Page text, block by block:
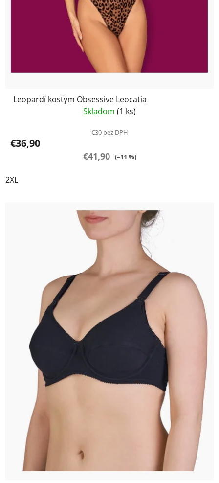
Leopardí kostým Obsessive Leocatia
Skladom (1 ks)
€30 bez DPH
€36,90
€41,90 (–11 %)
2XL